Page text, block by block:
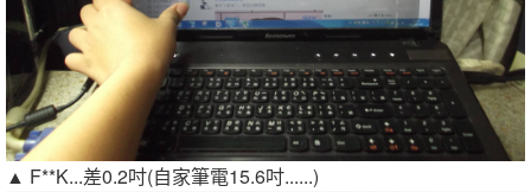
▲ F**K...差0.2吋(自家筆電15.6吋......)